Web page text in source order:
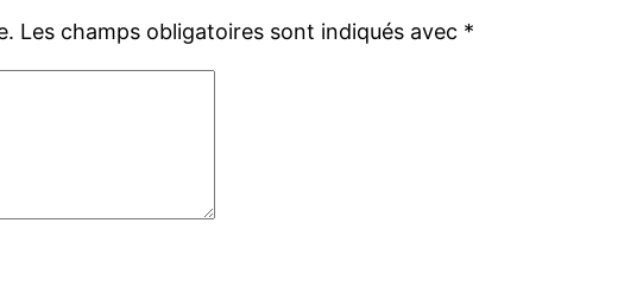
Les champs obligatoires sont indiqués avec *